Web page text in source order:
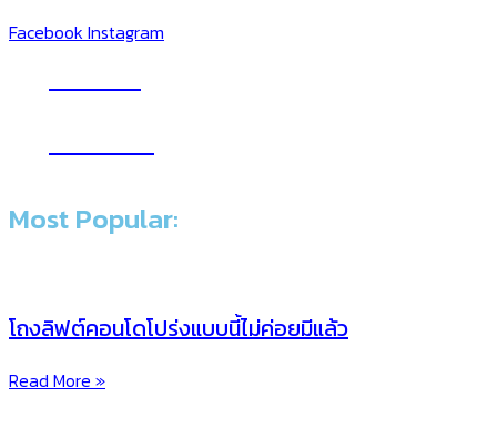
Facebook Instagram
YouTube
Subscribe
Most Popular:
โถงลิฟต์คอนโดโปร่งแบบนี้ไม่ค่อยมีแล้ว
Read More »